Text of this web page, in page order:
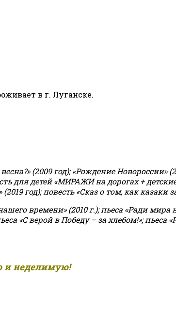
в г. Луганске.
(2009 год); «Рождение Новороссии»
для детей «МИРАЖИ на дорогах +
год); повесть «Сказ о том, как казаки
времени» (2010 г.); пьеса «Ради мира
«С верой в Победу – за хлебом!»;пьеса
и неделимую!